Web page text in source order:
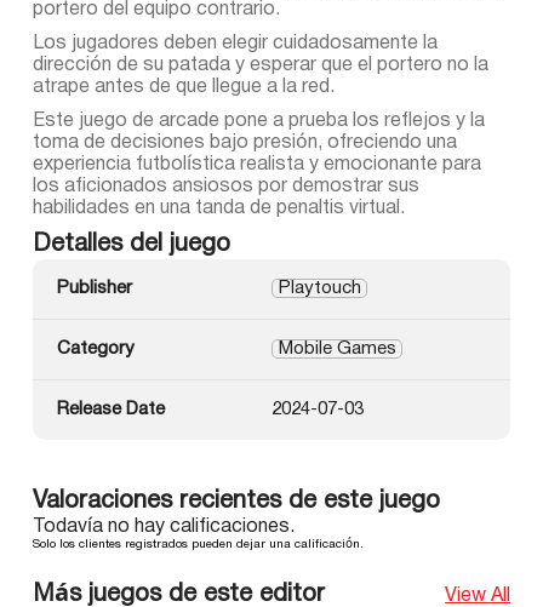
portero del equipo contrario.
Los jugadores deben elegir cuidadosamente la
dirección de su patada y esperar que el portero no la
atrape antes de que llegue a la red.
Este juego de arcade pone a prueba los reflejos y la
toma de decisiones bajo presión, ofreciendo una
experiencia futbolística realista y emocionante para
los aficionados ansiosos por demostrar sus
habilidades en una tanda de penaltis virtual.
Detalles del juego
Publisher Playtouch
Category Mobile Games
Release Date 2024-07-03
Valoraciones recientes de este juego
Todavía no hay calificaciones.
Solo los clientes registrados pueden dejar una calificación.
Más juegos de este editor View All